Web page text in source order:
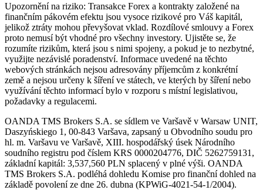
Upozornění na riziko: Transakce Forex a kontrakty založené na
finančním pákovém efektu jsou vysoce rizikové pro Váš kapitál,
jelikož ztráty mohou převyšovat vklad. Rozdílové smlouvy a Forex
proto nemusí být vhodné pro všechny investory. Ujistěte se, že
rozumíte rizikům, která jsou s nimi spojeny, a pokud je to nezbytné,
využijte nezávislé poradenství. Informace uvedené na těchto
webových stránkách nejsou adresovány příjemcům z konkrétní
země a nejsou určeny k šíření ve státech, ve kterých by šíření nebo
využívání těchto informací bylo v rozporu s místní legislativou,
požadavky a regulacemi.
OANDA TMS Brokers S.A. se sídlem ve Varšavě v Warsaw UNIT,
Daszyńskiego 1, 00-843 Varšava, zapsaný u Obvodního soudu pro
hl. m. Varšavu ve Varšavě, XIII. hospodářský úsek Národního
soudního registru pod číslem KRS 0000204776, DIČ 5262759131,
základní kapitál: 3,537,560 PLN splacený v plné výši. OANDA
TMS Brokers S.A. podléhá dohledu Komise pro finanční dohled na
základě povolení ze dne 26. dubna (KPWiG-4021-54-1/2004).